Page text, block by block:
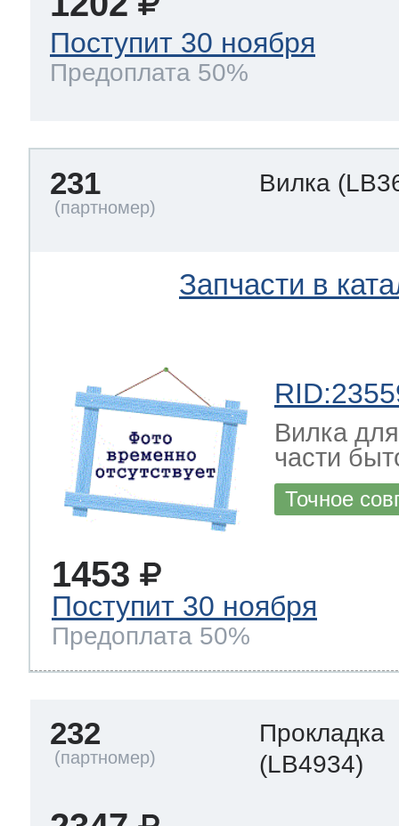
Поступит 30 ноября
Предоплата 50%
231 Вилка
Запчасти в
Вилка
части
Точное
1453
Поступит 30 ноября
Предоплата 50%
232
Прокладка
(LB4934)